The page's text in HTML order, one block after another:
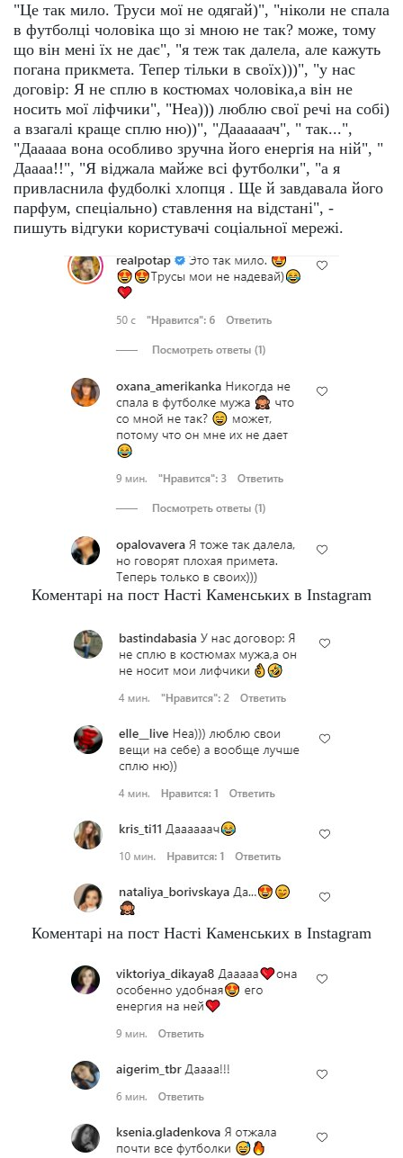
"Це так мило. Труси мої не одягай)", "ніколи не спала
в футболці чоловіка що зі мною не так? може, тому
що він мені їх не дає", "я теж так далела, але кажуть
погана прикмета. Тепер тільки в своїх)))", "у нас
договір: Я не сплю в костюмах чоловіка,а він не
носить мої ліфчики", "Неа))) люблю свої речі на собі)
а взагалі краще сплю ню))", "Даааааач", " так...",
"Дааааа вона особливо зручна його енергія на ній", "
Даааа!!", "Я віджала майже всі футболки", "а я
привласнила фудболкі хлопця . Ще й завдавала його
парфум, спеціально) ставлення на відстані", -
пишуть відгуки користувачі соціальної мережі.
Коментарі на пост Насті Каменських в Instagram
Коментарі на пост Насті Каменських в Instagram